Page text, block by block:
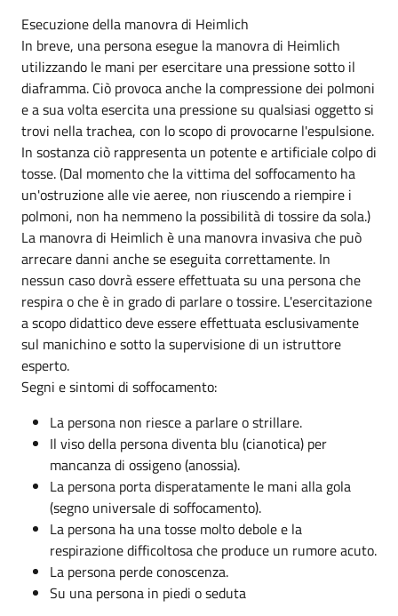
Esecuzione della manovra di Heimlich
In breve, una persona esegue la manovra di Heimlich
utilizzando le mani per esercitare una pressione sotto il
diaframma. Ciò provoca anche la compressione dei polmoni
e a sua volta esercita una pressione su qualsiasi oggetto si
trovi nella trachea, con lo scopo di provocarne l'espulsione.
In sostanza ciò rappresenta un potente e artificiale colpo di
tosse. (Dal momento che la vittima del soffocamento ha
un'ostruzione alle vie aeree, non riuscendo a riempire i
polmoni, non ha nemmeno la possibilità di tossire da sola.)
La manovra di Heimlich è una manovra invasiva che può
arrecare danni anche se eseguita correttamente. In
nessun caso dovrà essere effettuata su una persona che
respira o che è in grado di parlare o tossire. L'esercitazione
a scopo didattico deve essere effettuata esclusivamente
sul manichino e sotto la supervisione di un istruttore
esperto.
Segni e sintomi di soffocamento:
La persona non riesce a parlare o strillare.
Il viso della persona diventa blu (cianotica) per
mancanza di ossigeno (anossia).
La persona porta disperatamente le mani alla gola
(segno universale di soffocamento).
La persona ha una tosse molto debole e la
respirazione difficoltosa che produce un rumore acuto.
La persona perde conoscenza.
Su una persona in piedi o seduta